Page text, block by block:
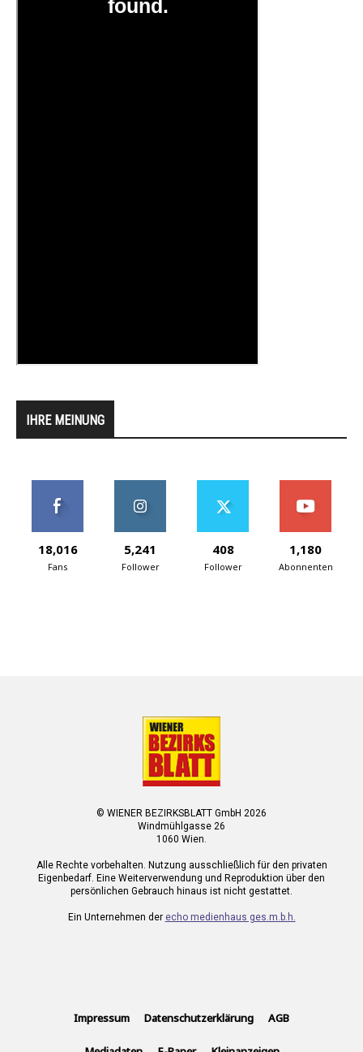
IHRE MEINUNG
18,016
Fans
5,241
Follower
408
Follower
1,180
Abonnenten
© WIENER BEZIRKSBLATT GmbH 2026
Windmühlgasse 26
1060 Wien.
Alle Rechte vorbehalten. Nutzung ausschließlich für den privaten
Eigenbedarf. Eine Weiterverwendung und Reproduktion über den
persönlichen Gebrauch hinaus ist nicht gestattet.
Ein Unternehmen der echo medienhaus ges.m.b.h.
Impressum Datenschutzerklärung AGB